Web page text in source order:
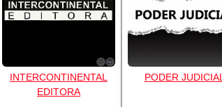
INTERCONTINENTAL
EDITORA
PODER JUDICIAL